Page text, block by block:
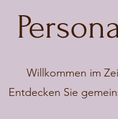
Willkommen im
Entdecken Sie